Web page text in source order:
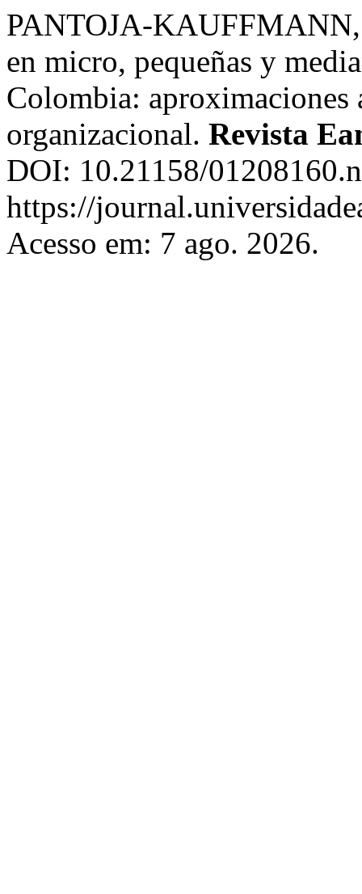
PANTOJA-KAUFFMANN,
en micro, pequeñas y
Colombia: aproximaciones
organizacional. Revista
DOI: 10.21158/
https://
Acesso em: 7 ago. 2026.